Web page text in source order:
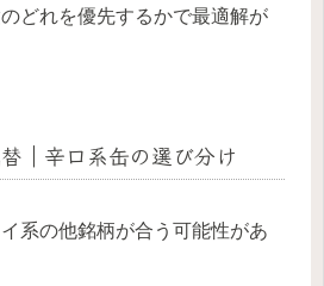
どれを優先するかで最適解が
｜辛口系缶の選び分け
系の他銘柄が合う可能性があ